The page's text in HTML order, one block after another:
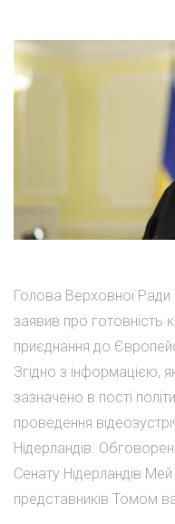
Голова Верховної Ради
заявив про готовність
приєднання до
Згідно з інформацією,
зазначено в пості
проведення
Нідерландів.
Сенату Нідерландів
представників Томом